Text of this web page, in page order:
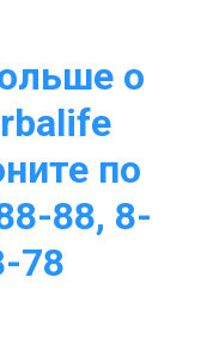
о
по
88, 8-
78